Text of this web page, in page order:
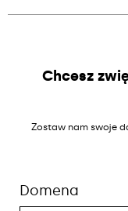
Chcesz
Zostaw nam swoje
Domena